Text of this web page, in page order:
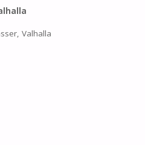
Valhalla